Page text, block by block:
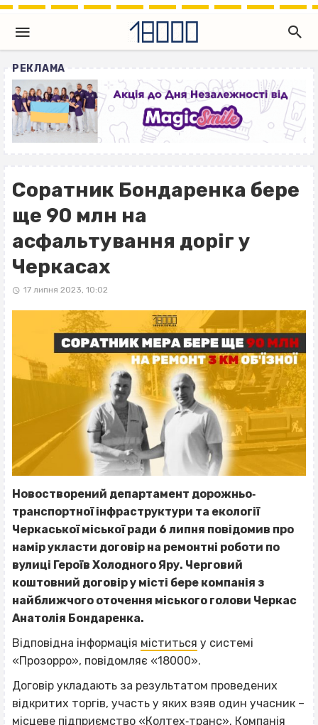
РЕКЛАМА
Соратник Бондаренка бере
ще 90 млн на
асфальтування доріг у
Черкасах
17 липня 2023, 10:02
Новостворений департамент дорожньо‐
транспортної інфраструктури та екології
Черкаської міської ради 6 липня повідомив про
намір укласти договір на ремонтні роботи по
вулиці Героїв Холодного Яру. Черговий
коштовний договір у місті бере компанія з
найближчого оточення міського голови Черкас
Анатолія Бондаренка.
Відповідна інформація міститься у системі
«Прозорро», повідомляє «18000».
Договір укладають за результатом проведених
відкритих торгів, участь у яких взяв один учасник –
місцеве підприємство «Колтех‐транс». Компанія